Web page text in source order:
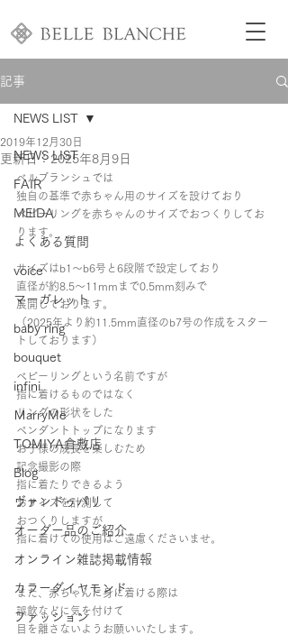
記事
NEWS LIST
FAIR
MEIDA
よくある質問
voice
マーガレット
baby ring
bouquet
infini
ＭarryMe
TOMIYA倉敷店
Blog
ヴァンドゥパリ
オーダー品のご紹介
オンライン雑誌掲載情報
カラーダイヤモンド
ファッション
NEWS LIST
2019年12月30日
更新日： 2025年8月9日
ベルブランシュでは
独自の基準で赤ちゃん用のサイズを設けており
ベビーリングを赤ちゃんのサイズでおつくりしてお
ります。
サイズはb1～b6号と6段階で設定しており
直径が約8.5～11mmまで0.5mm刻みで
展開しております。
（2025年より約11.5mm直径のb7号の作成をスター
トしております）
ベビーリングという名前ですが
指に着けるものではなく
リングの形状をした
ペンダントトップになります
お子様の成長を楽しむため
記念撮影の際
指に着たりできるよう
おサイズを計測して
おつくりしますが
指に着けての使用はご遠慮くださいませ。
また、赤ちゃんに身に着ける際は
誤飲などに気を付けて
目を離さないようお願いいたします。